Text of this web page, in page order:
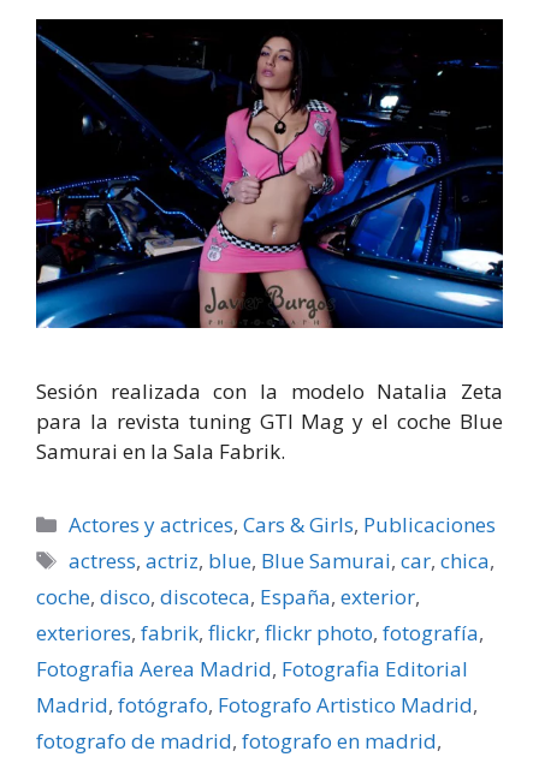
Sesión realizada con la modelo Natalia Zeta
para la revista tuning GTI Mag y el coche Blue
Samurai en la Sala Fabrik.
Categorías
Actores y actrices,Cars & Girls, Publicaciones
Etiquetas
actress,actriz, blue, Blue Samurai,car,chica,
coche, disco, discoteca, España, exterior,
exteriores, fabrik, flickr, flickr photo, fotografí­a,
Fotografia Aerea Madrid, Fotografia Editorial
Madrid, fotógrafo, Fotografo Artistico Madrid,
fotografo de madrid, fotografo en madrid,